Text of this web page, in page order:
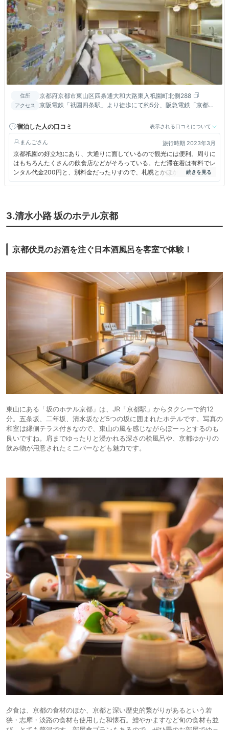
住所 京都府京都市東山区四条通大和大路東入祇園町北側288
アクセス
京阪電鉄「祇園四条駅」より徒歩にて約5分、阪急電鉄「京都河
宿泊した人の口コミ
表示される口コミについて
まんご 旅行時期 2023年3月
京都祇園の好立地にあり、大通りに面しているので観光には便利。周りに
はもちろんたくさんの飲食店などがそろっている。ただ滞在着は有料でレ
ンタル代金200円と、別料金だったりすので、札幌とかほかでも有料だっ
たので、OMOはそういうのは有料と決めているみたい。
3.清水小路 坂のホテル京都
京都伏見のお酒を注ぐ日本酒風呂を客室で体験！
東山にある「坂のホテル京都」は、JR「京都駅」からタクシーで約12
分。五条坂、二年坂、清水坂など5つの坂に囲まれたホテルです。写真の
和室は縁側テラス付きなので、東山の風を感じながらぼーっとするのも
良いですね。肩までゆったりと浸かれる深さの桧風呂や、京都ゆかりの
飲み物が用意されたミニバーなども魅力です。
夕食は、京都の食材のほか、京都と深い歴史的繋がりがあるという若
狭・志摩・淡路の食材も使用した和懐石。鱧やかますなど旬の食材も並